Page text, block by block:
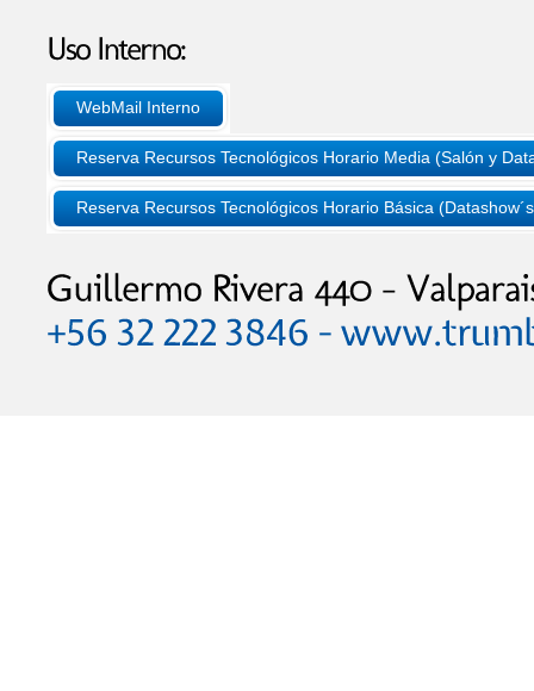
WebMail Interno
Reserva Recursos Tecnológicos Horario Media (Salón y
Reserva Recursos Tecnológicos Horario Básica